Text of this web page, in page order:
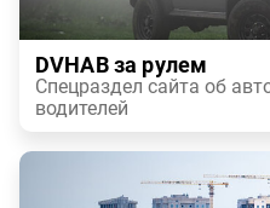
DVHAB за рулем
Спецраздел сайта об
водителей